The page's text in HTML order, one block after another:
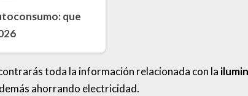
que
toda la información relacionada con la
ahorrando electricidad.